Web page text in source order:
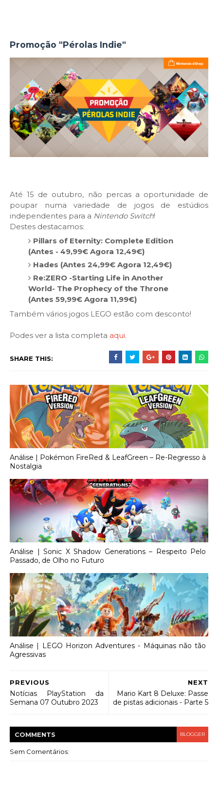
Promoção "Pérolas Indie"
Até 15 de outubro, não percas a oportunidade de
poupar numa variedade de jogos de estúdios
independentes para a Nintendo Switch!
Destes destacamos:
Pillars of Eternity: Complete Edition
(Antes - 49,99€ Agora 12,49€)
Hades (Antes 24,99€ Agora 12,49€)
Re:ZERO -Starting Life in Another
World- The Prophecy of the Throne
(Antes 59,99€ Agora 11,99€)
Também vários jogos LEGO estão com desconto!
Podes ver a lista completa aqui.
SHARE THIS:
Análise | Pokémon FireRed & LeafGreen – Re-Regresso à
Nostalgia
Análise | Sonic X Shadow Generations – Respeito Pelo
Passado, de Olho no Futuro
Análise | LEGO Horizon Adventures - Máquinas não tão
Agressivas
NEXT
Mario Kart 8 Deluxe: Passe
de pistas adicionais - Parte 5
PREVIOUS
Notícias PlayStation da
Semana 07 Outubro 2023
COMMENTS BLOGGER
Sem Comentários: